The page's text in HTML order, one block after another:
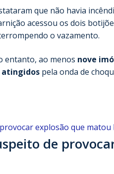
que não havia
acessou os dois
o vazamento.
entanto, ao menos nove
atingidos pela onda de
de